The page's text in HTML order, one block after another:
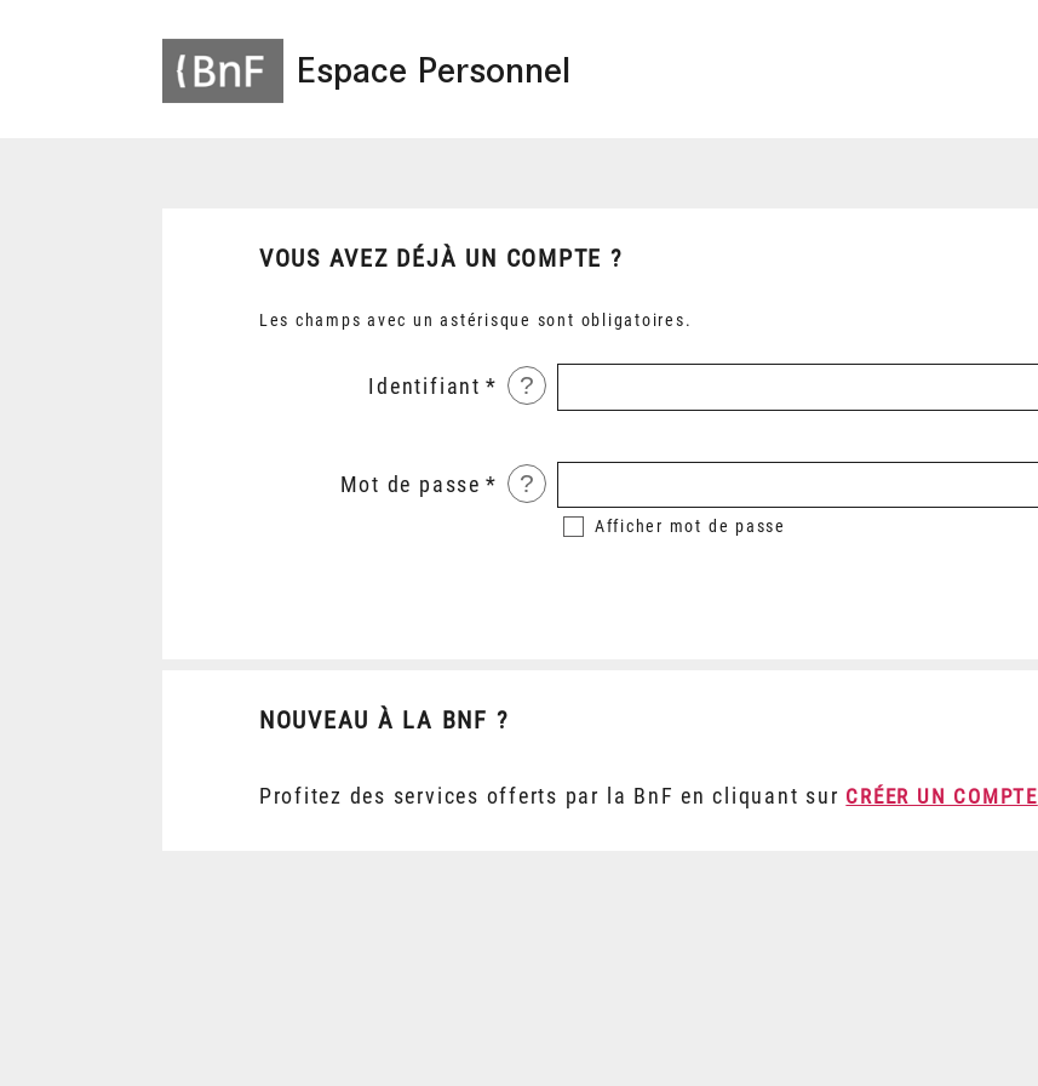
Espace Personnel
VOUS AVEZ DÉJÀ UN COMPTE ?
Les champs avec un astérisque sont obligatoires.
Identifiant ?
Mot de passe ?
Afficher mot de passe
NOUVEAU À LA BNF ?
Profitez des services offerts par la BnF en cliquant sur CRÉER UN COMPTE